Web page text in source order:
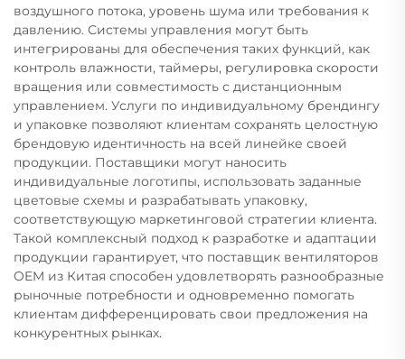
воздушного потока, уровень шума или требования к
давлению. Системы управления могут быть
интегрированы для обеспечения таких функций, как
контроль влажности, таймеры, регулировка скорости
вращения или совместимость с дистанционным
управлением. Услуги по индивидуальному брендингу
и упаковке позволяют клиентам сохранять целостную
брендовую идентичность на всей линейке своей
продукции. Поставщики могут наносить
индивидуальные логотипы, использовать заданные
цветовые схемы и разрабатывать упаковку,
соответствующую маркетинговой стратегии клиента.
Такой комплексный подход к разработке и адаптации
продукции гарантирует, что поставщик вентиляторов
OEM из Китая способен удовлетворять разнообразные
рыночные потребности и одновременно помогать
клиентам дифференцировать свои предложения на
конкурентных рынках.